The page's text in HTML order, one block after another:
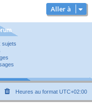
Aller à
sujets
Heures au format UTC+02:00